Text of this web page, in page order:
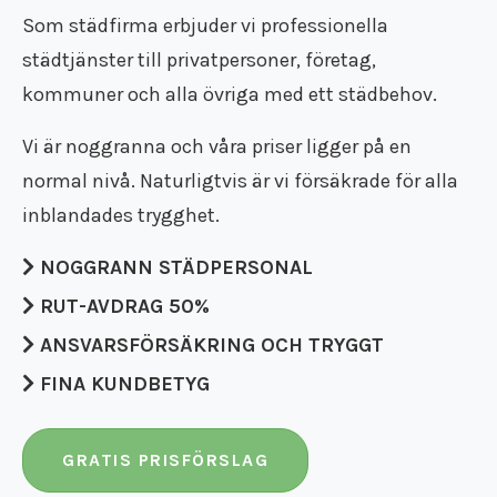
Flyttfirma Strängnäs
Flyttfirma Valdemarsvik
Flyttfirma Västervik
Flyttfirma Jönköping
Flyttfirma Askersund
Flyttfirma Degerfors
Flyttfirma Eksjö
Flyttfirma Fagersta
Flyttfirma Flen
Flyttfirma Gnesta
Flyttstädning Söderköping
Flyttstädning Gnesta
Flyttstädning Flen
Flyttstädning Järna
Flyttstädning Kungsör
Flyttstädning Torshälla
Flyttstädning Kolmården
Flyttstädning Valdemarsvik
Flyttstädning Borensberg
Flyttstädning Vingåker
Flyttstädning Vadstena
Återvinning
Återbruk
Flyttkartonger
Företagsstädning
Kontorsstädning
Slutstädning
Transportföretag
KONTAKT
Flyttstädning pris
Om oss
Rutavdrag
GRATIS OFFERT
Som städfirma erbjuder vi professionella
städtjänster till privatpersoner, företag,
kommuner och alla övriga med ett städbehov.
Vi är noggranna och våra priser ligger på en
normal nivå. Naturligtvis är vi försäkrade för alla
inblandades trygghet.
NOGGRANN STÄDPERSONAL
RUT-AVDRAG 50%
ANSVARSFÖRSÄKRING OCH TRYGGT
FINA KUNDBETYG
GRATIS PRISFÖRSLAG